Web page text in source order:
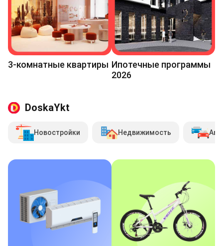
3-комнатные квартиры Ипотечные программы
2026
DoskaYkt
Новостройки Недвижимость